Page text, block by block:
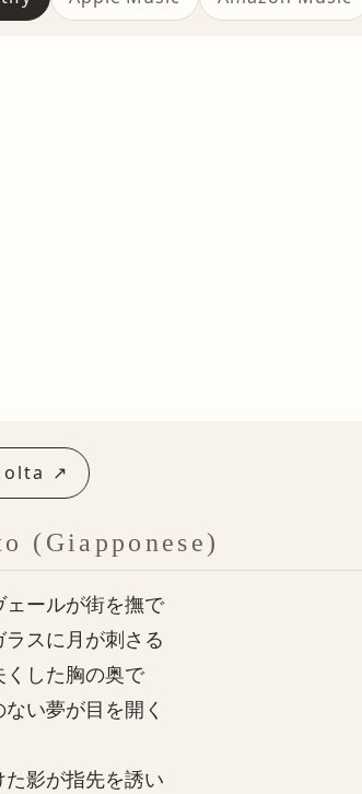
↗
(Giapponese)
ェールが街を撫で
ラスに月が刺さる
くした胸の奥で
い夢が目を開く
た影が指先を誘い